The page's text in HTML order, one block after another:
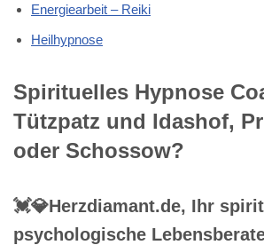
Energiearbeit – Reiki
Heilhypnose
Spirituelles Hypnose
Tützpatz und Idashof,
oder Schossow?
💓️💎Herzdiamant.de, Ihr
psychologische